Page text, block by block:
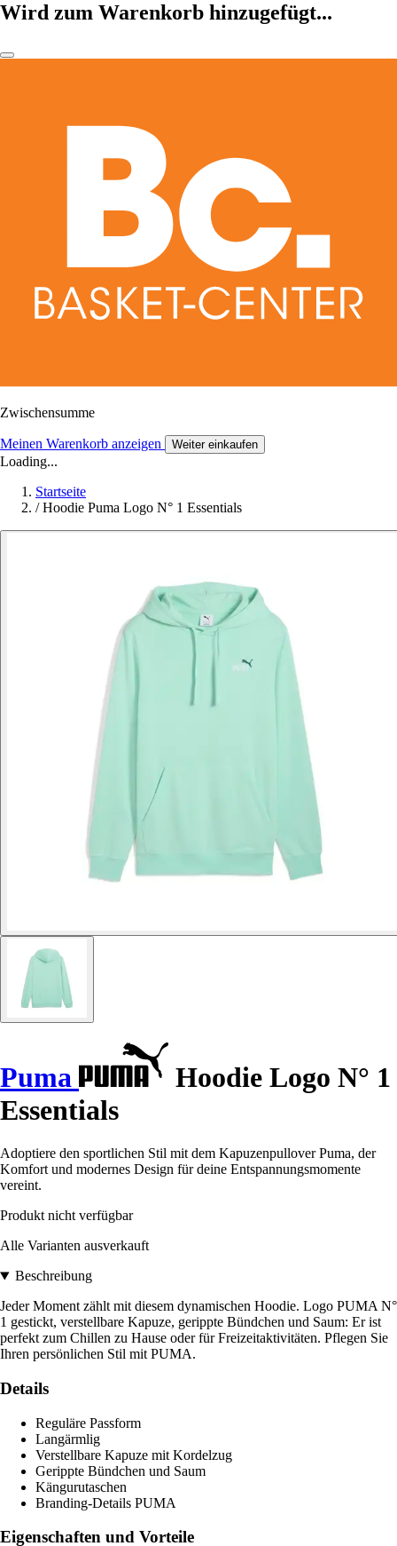
Wird zum Warenkorb hinzugefügt...
Zwischensumme
Meinen Warenkorb anzeigen Weiter einkaufen
Loading...
Startseite
/ Hoodie Puma Logo N° 1 Essentials
Puma
Hoodie Logo N° 1
Essentials
Adoptiere den sportlichen Stil mit dem Kapuzenpullover Puma, der
Komfort und modernes Design für deine Entspannungsmomente
vereint.
Produkt nicht verfügbar
Alle Varianten ausverkauft
Beschreibung
Jeder Moment zählt mit diesem dynamischen Hoodie. Logo PUMA N°
1 gestickt, verstellbare Kapuze, gerippte Bündchen und Saum: Er ist
perfekt zum Chillen zu Hause oder für Freizeitaktivitäten. Pflegen Sie
Ihren persönlichen Stil mit PUMA.
Details
Reguläre Passform
Langärmlig
Verstellbare Kapuze mit Kordelzug
Gerippte Bündchen und Saum
Kängurutaschen
Branding-Details PUMA
Eigenschaften und Vorteile